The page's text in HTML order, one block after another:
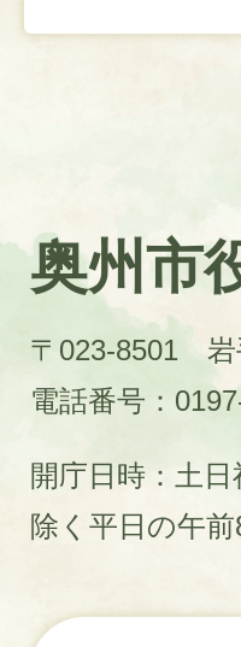
奥州市
〒023-8501 岩
電話番号：
開庁日時：土
除く平日の午